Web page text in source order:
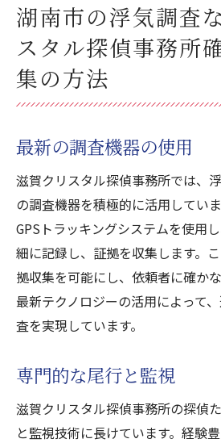
湖南市の浮気調査
スタル探偵事務所
集の方法
最新の調査機器の使用
滋賀クリスタル探偵事務所では、
の調査機器を積極的に活用してい
GPSトラッキングシステムを使用
細に記録し、証拠を収集します。
拠収集を可能にし、依頼者に確か
最新テクノロジーの活用によって
査を実現しています。
専門的な尾行と監視
滋賀クリスタル探偵事務所の探偵
と監視技術に長けています。経験